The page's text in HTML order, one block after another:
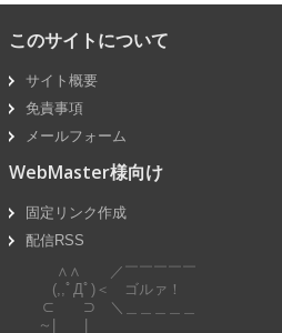
このサイトについて
サイト概要
免責事項
メールフォーム
WebMaster様向け
固定リンク作成
配信RSS
∧∧ ／￣￣￣￣￣
(,,ﾟДﾟ)＜ ゴルァ！
⊂ ⊃ ＼＿＿＿＿＿
～| |